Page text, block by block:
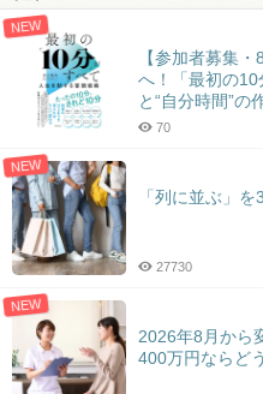
NEW
【参加者募集
へ！「最初の
と“自分時間”の
70
NEW
「列に並ぶ」
27730
NEW
2026年8月から
400万円ならど